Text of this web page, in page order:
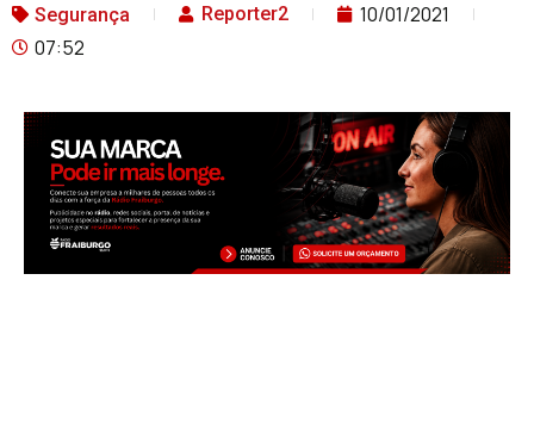
Segurança Reporter2
10/01/2021
07:52